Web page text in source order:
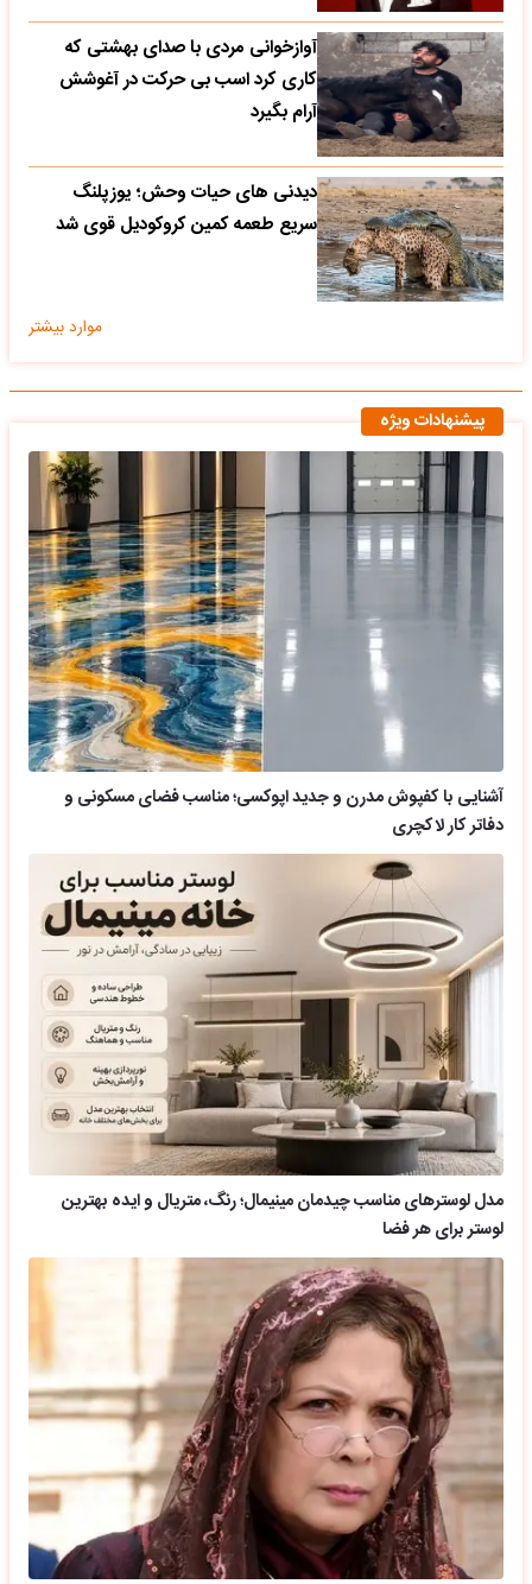
آوازخوانی مردی با صدای بهشتی که
کاری کرد اسب بی حرکت در آغوشش
آرام بگیرد
دیدنی های حیات وحش؛ یوزپلنگ
سریع طعمه کمین کروکودیل قوی شد
موارد بیشتر
پیشنهادات ویژه
آشنایی با کفپوش مدرن و جدید اپوکسی؛ مناسب فضای مسکونی و
دفاتر کار لاکچری
مدل لوسترهای مناسب چیدمان مینیمال؛ رنگ، متریال و ایده بهترین
لوستر برای هر فضا